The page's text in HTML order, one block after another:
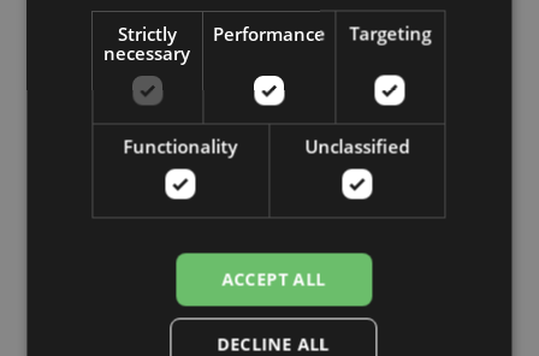
CPM 辊磨机和破碎机专为提供精确的粒度控制而设
计，其建立在坚固的基础之上，并配备坚固的辊子，
具有长寿命和高可靠性。
该设备用于减小粒度，可减少生产、储存或运输过程
中产生的故意压实的材料和自然块状。
品线，可在一个地方全面运
行。如果您有需要减少或增
密的材料，您可以向我们发
送样品，我们将对其进行所
有步骤的测试。我们监控并
记录测试过程的每一步，因
此我们可以为您提供完整而
独特规格是什么，我们都可
以帮助您从设备中获得最佳
效果。
Strictly
necessary
Performance Targeting
Functionality Unclassified
ACCEPT ALL
DECLINE ALL